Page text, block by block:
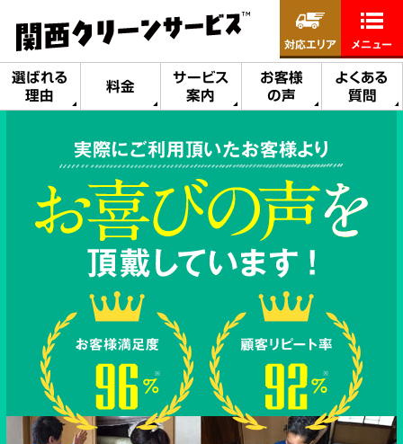
選ばれる
理由
料金
サービス
案内
お客様
の声
よくある
質問
対応エリア メニュー
実際にご利用頂いたお客様より